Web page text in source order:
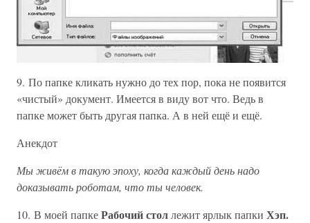
9. По папке кликать нужно до тех пор, пока не появится
«чистый» документ. Имеется в виду вот что. Ведь в
папке может быть другая папка. А в ней ещё и ещё.
Анекдот
Мы живём в такую эпоху, когда каждый день надо
доказывать роботам, что ты человек.
10. В моей папкеРабочий столлежит ярлык папки Хэп.